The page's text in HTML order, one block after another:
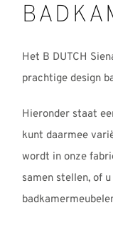
Het B DUTCH
prachtige design
Hieronder staat
kunt daarmee
wordt in onze
samen stellen, of